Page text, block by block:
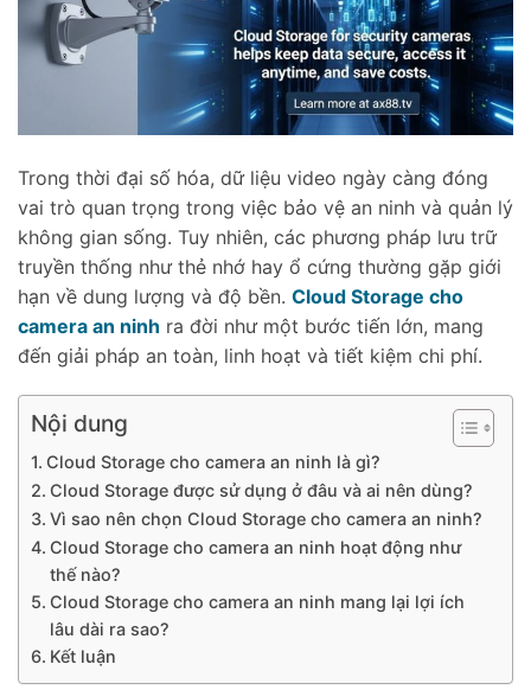
Trong thời đại số hóa, dữ liệu video ngày càng đóng
vai trò quan trọng trong việc bảo vệ an ninh và quản lý
không gian sống. Tuy nhiên, các phương pháp lưu trữ
truyền thống như thẻ nhớ hay ổ cứng thường gặp giới
hạn về dung lượng và độ bền. Cloud Storage cho
camera an ninh ra đời như một bước tiến lớn, mang
đến giải pháp an toàn, linh hoạt và tiết kiệm chi phí.
Nội dung
Cloud Storage cho camera an ninh là gì?
Cloud Storage được sử dụng ở đâu và ai nên dùng?
Vì sao nên chọn Cloud Storage cho camera an ninh?
Cloud Storage cho camera an ninh hoạt động như
thế nào?
Cloud Storage cho camera an ninh mang lại lợi ích
lâu dài ra sao?
Kết luận